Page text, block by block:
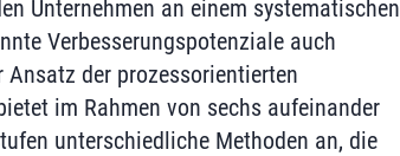
Unternehmen an einem systematischen
Verbesserungspotenziale auch
Ansatz der prozessorientierten
im Rahmen von sechs aufeinander
unterschiedliche Methoden an, die